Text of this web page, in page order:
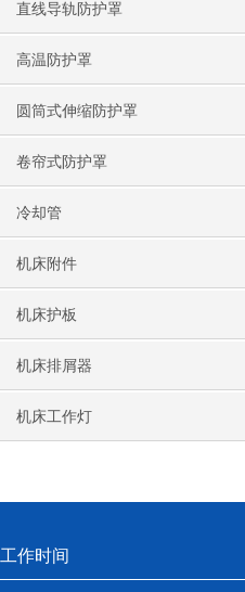
直线导轨防护罩
高温防护罩
圆筒式伸缩防护罩
卷帘式防护罩
冷却管
机床附件
机床护板
机床排屑器
机床工作灯
工作时间